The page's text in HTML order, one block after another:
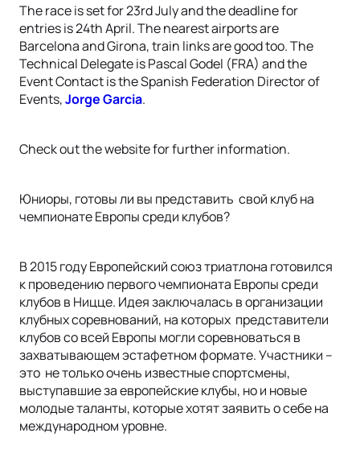
The race is set for 23rd July and the deadline for
entries is 24th April. The nearest airports are
Barcelona and Girona, train links are good too. The
Technical Delegate is Pascal Godel (FRA) and the
Event Contact is the Spanish Federation Director of
Events,Jorge Garcia.
Check out the website for further information.
Юниоры, готовы ли вы представить свой клуб на
чемпионате Европы среди клубов?
В 2015 году Европейский союз триатлона готовился
к проведению первого чемпионата Европы среди
клубов в Ницце. Идея заключалась в организации
клубных соревнований, на которых представители
клубов со всей Европы могли соревноваться в
захватывающем эстафетном формате. Участники –
это не только очень известные спортсмены,
выступавшие за европейские клубы, но и новые
молодые таланты, которые хотят заявить о себе на
международном уровне.